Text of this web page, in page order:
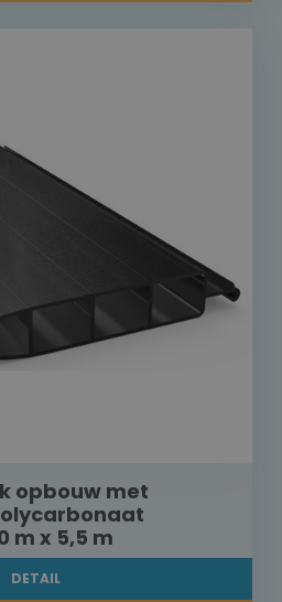
opbouw met
m x 5,5 m
DETAIL